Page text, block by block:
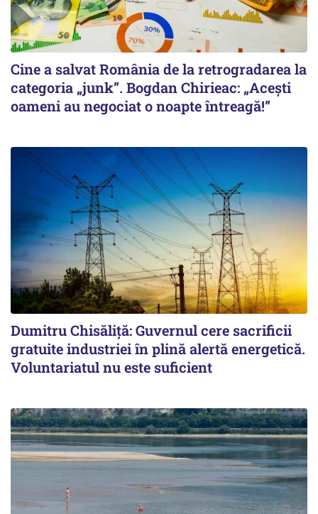
Cine a salvat România de la retrogradarea la
categoria „junk”. Bogdan Chirieac: „Acești
oameni au negociat o noapte întreagă!”
Dumitru Chisăliță: Guvernul cere sacrificii
gratuite industriei în plină alertă energetică.
Voluntariatul nu este suficient